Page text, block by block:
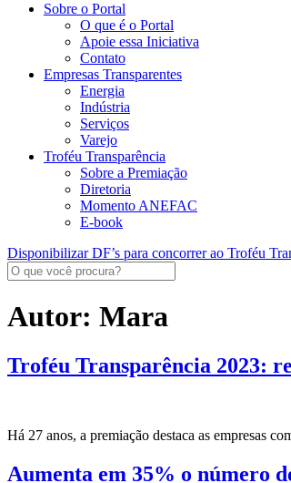
Sobre o Portal
O que é o Portal
Apoie essa Iniciativa
Contato
Empresas Transparentes
Energia
Indústria
Serviços
Varejo
Troféu Transparência
Sobre a Premiação
Diretoria
Momento ANEFAC
E-book
Disponibilizar DF’s para concorrer ao Troféu
Autor: Mara
Troféu Transparência 2023:
Há 27 anos, a premiação destaca as empresas
Aumenta em 35% o número